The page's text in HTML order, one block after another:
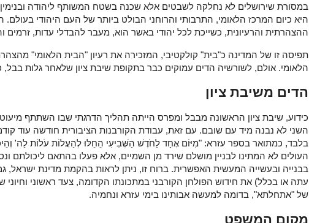
במסורת שירושלים לא נחלקה לשבטים אלא שכנה בשטח המשותף ליהודה
היא כיום המרכז הלאומי, התרבותי והרוחני הבולט ביותר של העם היהודי
ההצהרתית והרעיונית, כשייכת לכל יהודי באשר הוא, מעבר להבדלי עדות, זרמים
תפיסה זו של המדינה כ"בית" קולקטיבי, המזכירה את רעיון "הבית הלאומי"
הלאומי. אולם, לשורשיה הדים עמוקים כבר בתקופת שיבת ציון שלאחר גלות
הדים משיבת ציון
כידוע, שיבת ציון הראשונה מבבל ומפרס הייתה תהליך הדרגתי שבו השתתף
השני לא נבנה מיד עם שובם. עם זאת, עבודת הקורבנות הציבורית חודשה עוד
בלבד, כמתואר בספר עזרא: "מִיּוֹם אֶחָד לַחֹדֶשׁ הַשְּׁבִיעִי הֵחֵלּוּ לְהַעֲלוֹת עֹלוֹת לַה'
העולים לא המתינו לבניין מושלם שירד מן השמיים, אלא פעלו בהתאם ליכולתם
בבנייה ובעשייה המעשית האפשרית. ברוח זו, ניתן לראות בהקמת מדינת ישראל,
עתה או בכלל) את חידוש הפולחן הקורבני במתכונתו הקדומה, צעד ראשוני
של "אתחלתא", בדומה למעשה אבותינו בימי עזרא ונחמיה.
מקום המשפט